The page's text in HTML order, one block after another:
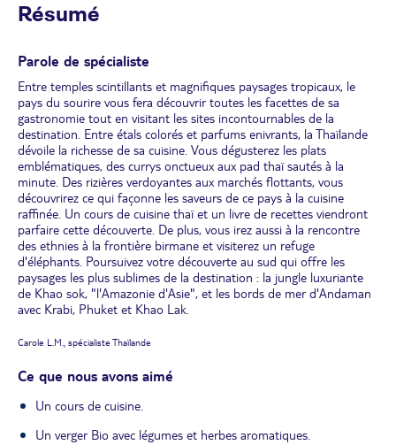
Résumé
Parole de spécialiste
Entre temples scintillants et magnifiques paysages tropicaux, le
pays du sourire vous fera découvrir toutes les facettes de sa
gastronomie tout en visitant les sites incontournables de la
destination. Entre étals colorés et parfums enivrants, la Thaïlande
dévoile la richesse de sa cuisine. Vous dégusterez les plats
emblématiques, des currys onctueux aux pad thaï sautés à la
minute. Des rizières verdoyantes aux marchés flottants, vous
découvrirez ce qui façonne les saveurs de ce pays à la cuisine
raffinée. Un cours de cuisine thaï et un livre de recettes viendront
parfaire cette découverte. De plus, vous irez aussi à la rencontre
des ethnies à la frontière birmane et visiterez un refuge
d'éléphants. Poursuivez votre découverte au sud qui offre les
paysages les plus sublimes de la destination : la jungle luxuriante
de Khao sok, "l'Amazonie d'Asie", et les bords de mer d'Andaman
avec Krabi, Phuket et Khao Lak.
Carole L.M., spécialiste Thaïlande
Ce que nous avons aimé
Un cours de cuisine.
Un verger Bio avec légumes et herbes aromatiques.